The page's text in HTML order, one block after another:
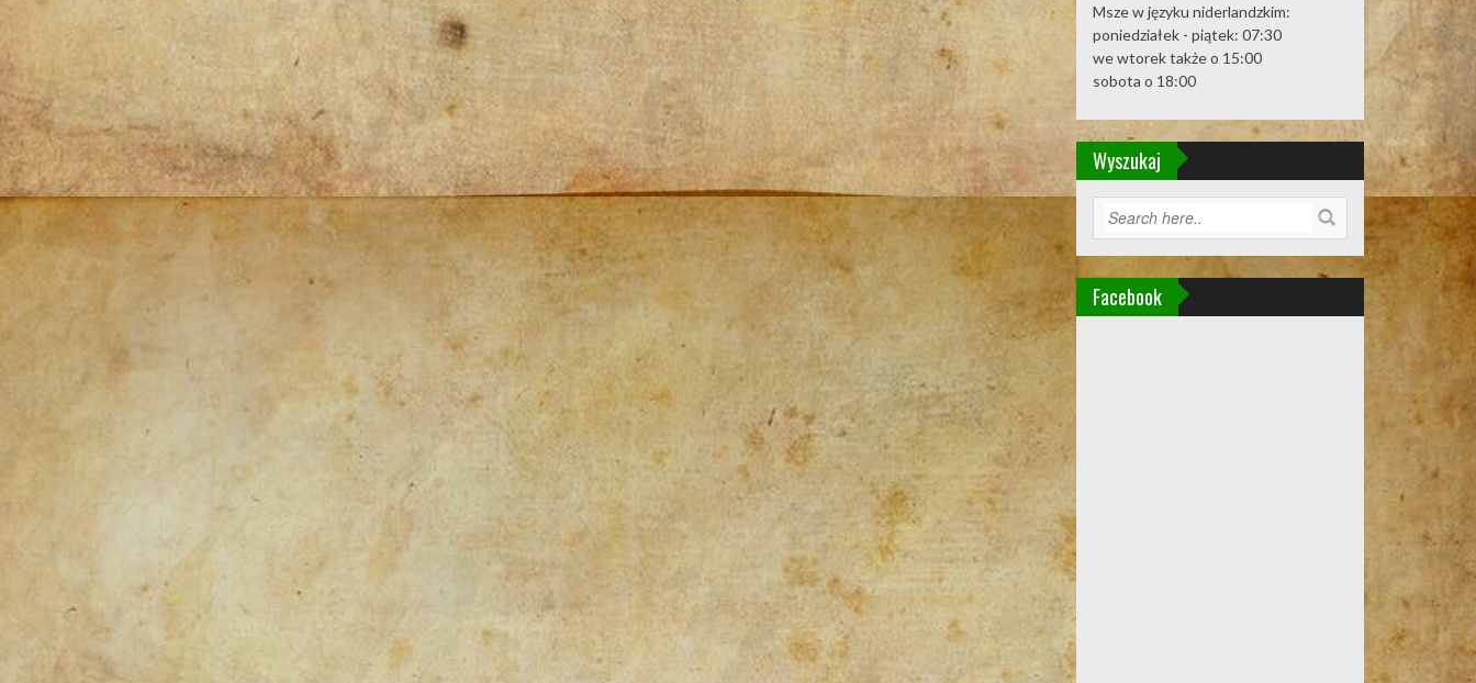
Msze w języku niderlandzkim:
poniedziałek - piątek: 07:30
we wtorek także o 15:00
sobota o 18:00
Wyszukaj
Facebook